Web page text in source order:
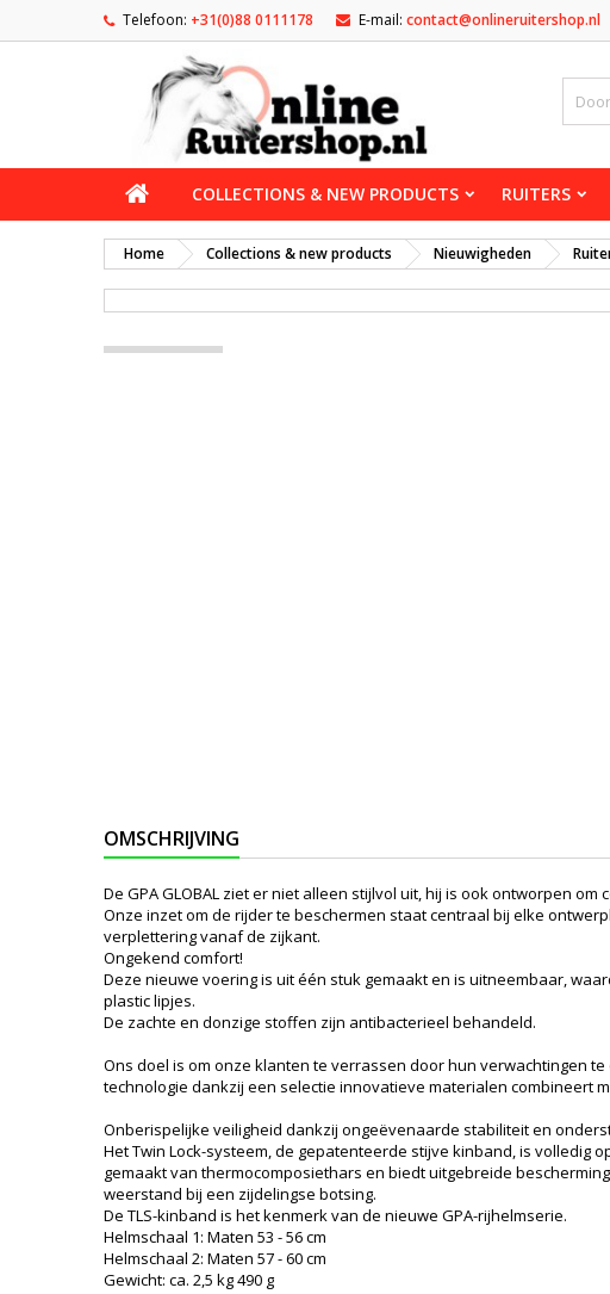
Telefoon: +31(0)88 0111178 E-mail: contact@onlineruitershop.nl
COLLECTIONS & NEW PRODUCTS RUITERS
Home Collections & new products Nieuwigheden
OMSCHRIJVING
De GPA GLOBAL ziet er niet alleen stijlvol uit, hij is ook ontworpen
Onze inzet om de rijder te beschermen staat centraal bij elke
verplettering vanaf de zijkant.
Ongekend comfort!
Deze nieuwe voering is uit één stuk gemaakt en is uitneembaar,
plastic lipjes.
De zachte en donzige stoffen zijn antibacterieel behandeld.
Ons doel is om onze klanten te verrassen door hun verwachtingen
technologie dankzij een selectie innovatieve materialen combineert
Onberispelijke veiligheid dankzij ongeëvenaarde stabiliteit en
Het Twin Lock-systeem, de gepatenteerde stijve kinband, is
gemaakt van thermocomposiethars en biedt uitgebreide
weerstand bij een zijdelingse botsing.
De TLS-kinband is het kenmerk van de nieuwe GPA-rijhelmserie.
Helmschaal 1: Maten 53 - 56 cm
Helmschaal 2: Maten 57 - 60 cm
Gewicht: ca. 2,5 kg 490 g